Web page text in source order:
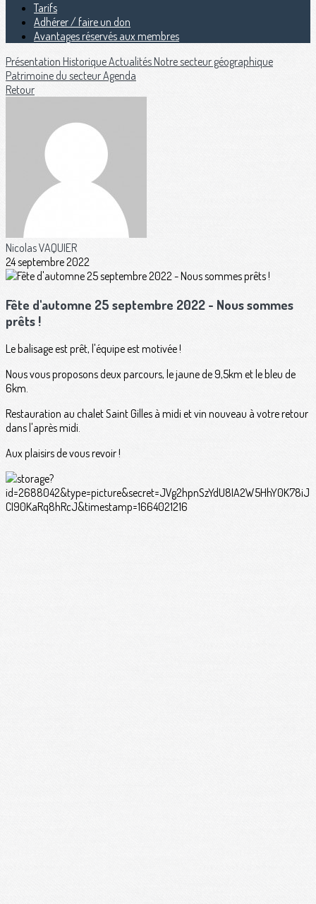
Tarifs
Adhérer / faire un don
Avantages réservés aux membres
Présentation HistoriqueActualitésNotre secteur géographique
Patrimoine du secteurAgenda
Retour
Nicolas VAQUIER
24 septembre 2022
Fête d'automne 25 septembre 2022 - Nous sommes
prêts !
Le balisage est prêt, l'équipe est motivée !
Nous vous proposons deux parcours, le jaune de 9,5km et le bleu de
6km.
Restauration au chalet Saint Gilles à midi et vin nouveau à votre retour
dans l'après midi.
Aux plaisirs de vous revoir !